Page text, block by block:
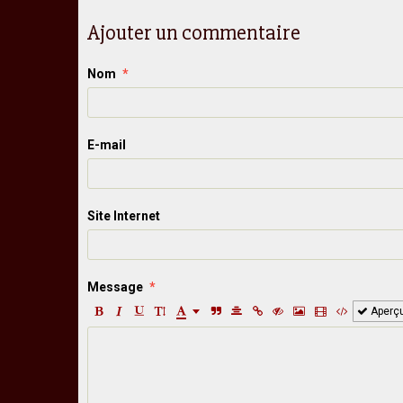
Ajouter un commentaire
Nom
E-mail
Site Internet
Message